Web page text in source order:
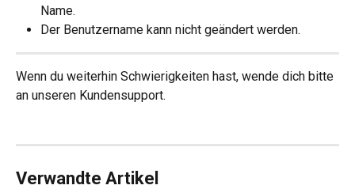
Name.
Der Benutzername kann nicht geändert werden.
Wenn du weiterhin Schwierigkeiten hast, wende dich bitte
an unseren Kundensupport.
Verwandte Artikel